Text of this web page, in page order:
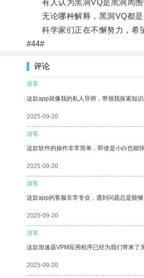
有人认为黑洞VQ是黑洞周围
无论哪种解释，黑洞VQ都是
科学家们正在不懈努力，希望
#44#
评论
游客
这款app就像我的私人导师，带领我探索知识
2025-09-20
游客
这款软件的操作非常简单，即使是小白也能快
2025-09-20
游客
这款app的客服非常专业，遇到问题总是能
2025-09-20
游客
这款加速器VPM应用程序已经为我们带来了
2025-09-20